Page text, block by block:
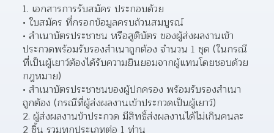
1. เอกสารการรับสมัคร ประกอบด้วย
ใบสมัคร ที่กรอกข้อมูลครบถ้วนสมบูรณ์
สำเนาบัตรประชาชน หรือสูติบัตร ของผู้ส่งผลงานเข้า
ประกวดพร้อมรับรองสำเนาถูกต้อง จำนวน 1 ชุด (ในกรณี
ที่เป็นผู้เยาว์ต้องได้รับความยินยอมจากผู้แทนโดยชอบด้วย
กฎหมาย)
สำเนาบัตรประชาชนของผู้ปกครอง พร้อมรับรองสำเนา
ถูกต้อง (กรณีที่ผู้ส่งผลงานเข้าประกวดเป็นผู้เยาว์)
2. ผู้ส่งผลงานข้าประกวด มีสิทธิ์ส่งผลงานได้ไม่เกินคนละ